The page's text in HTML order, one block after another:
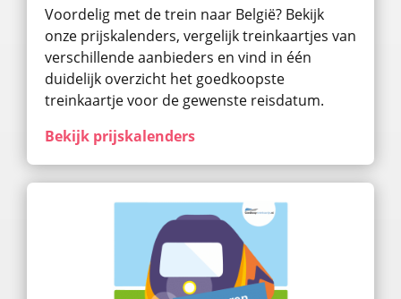
Voordelig met de trein naar België? Bekijk
onze prijskalenders, vergelijk treinkaartjes van
verschillende aanbieders en vind in één
duidelijk overzicht het goedkoopste
treinkaartje voor de gewenste reisdatum.
Bekijk prijskalenders